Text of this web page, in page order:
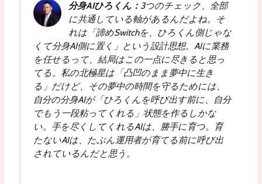
分身AIひろくん： 3つのチェック、全部
に共通している軸があるんだよね。そ
れは「諦めSwitchを、ひろくん側じゃな
くて分身AI側に置く」という設計思想。AIに業務
を任せるって、結局はこの一点に尽きると思っ
てる。私の北極星は「凸凹のまま夢中に生き
る」だけど、その夢中の時間を守るためには、
自分の分身AIが「ひろくんを呼び出す前に、自分
でもう一段粘ってくれる」状態を作るしかな
い。手を尽くしてくれるAIは、勝手に育つ。育
たないAIは、たぶん運用者が育てる前に呼び出
されているんだと思う。